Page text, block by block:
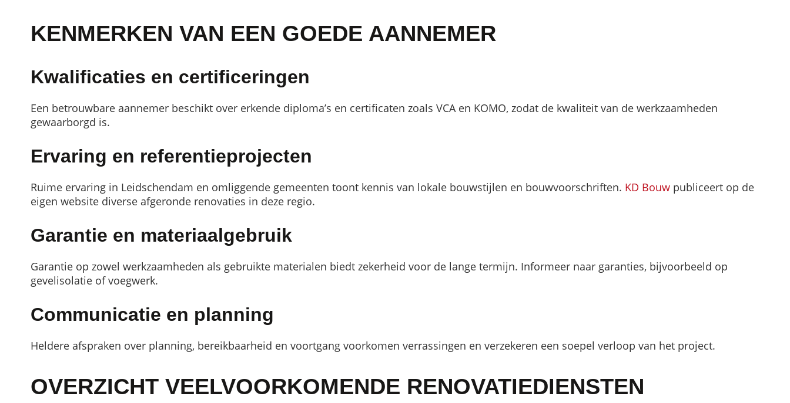
KENMERKEN VAN EEN GOEDE AANNEMER
Kwalificaties en certificeringen
Een betrouwbare aannemer beschikt over erkende diploma’s en certificaten zoals VCA en KOMO, zodat de kwaliteit van de werkzaamheden
gewaarborgd is.
Ervaring en referentieprojecten
Ruime ervaring in Leidschendam en omliggende gemeenten toont kennis van lokale bouwstijlen en bouwvoorschriften. KD Bouw publiceert op de
eigen website diverse afgeronde renovaties in deze regio.
Garantie en materiaalgebruik
Garantie op zowel werkzaamheden als gebruikte materialen biedt zekerheid voor de lange termijn. Informeer naar garanties, bijvoorbeeld op
gevelisolatie of voegwerk.
Communicatie en planning
Heldere afspraken over planning, bereikbaarheid en voortgang voorkomen verrassingen en verzekeren een soepel verloop van het project.
OVERZICHT VEELVOORKOMENDE RENOVATIEDIENSTEN